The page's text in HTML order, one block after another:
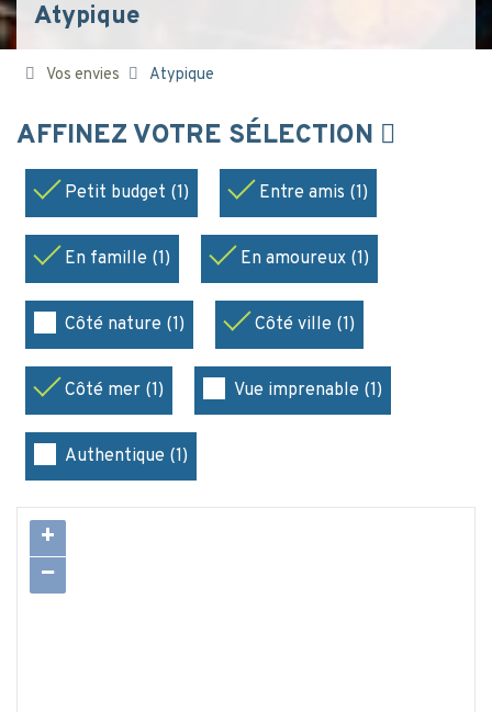
Atypique
Vos envies Atypique
AFFINEZ VOTRE SÉLECTION
Petit budget (1) Entre amis (1)
En famille (1) En amoureux (1)
Côté nature (1) Côté ville (1)
Côté mer (1) Vue imprenable (1)
Authentique (1)
+
−